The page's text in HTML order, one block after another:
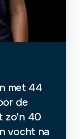
met 44
de
zo'n 40
vocht na